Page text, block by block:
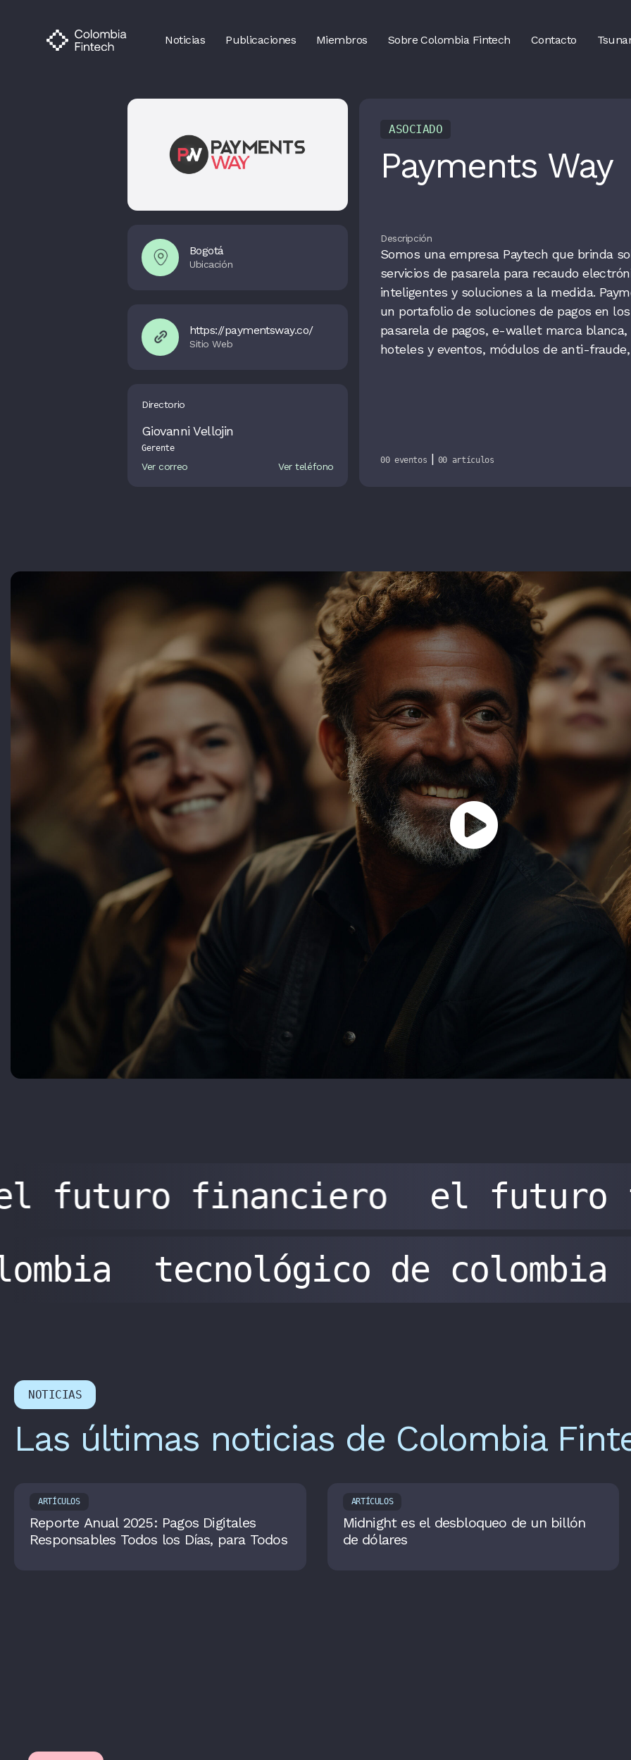
Noticias Publicaciones Miembros Sobre Colombia Fintech Contacto
Bogotá
https://paymentsway.co/
Directorio
Giovanni Vellojin
Gerente
Ver correo Ver teléfono
ASOCIADO
Payments Way
Descripción
Somos una empresa Paytech que brinda
servicios de pasarela para recaudo
inteligentes y soluciones a la medida.
un portafolio de soluciones de pagos en
pasarela de pagos, e-wallet marca
hoteles y eventos, módulos de anti-
00 eventos | 00 artículos
futuro financiero el futuro
tecnológico de colombia
NOTICIAS
Las últimas noticias de Colombia
ARTÍCULOS
Reporte Anual 2025: Pagos Digitales
Responsables Todos los Días, para Todos
ARTÍCULOS
Midnight es el desbloqueo de un billón
de dólares